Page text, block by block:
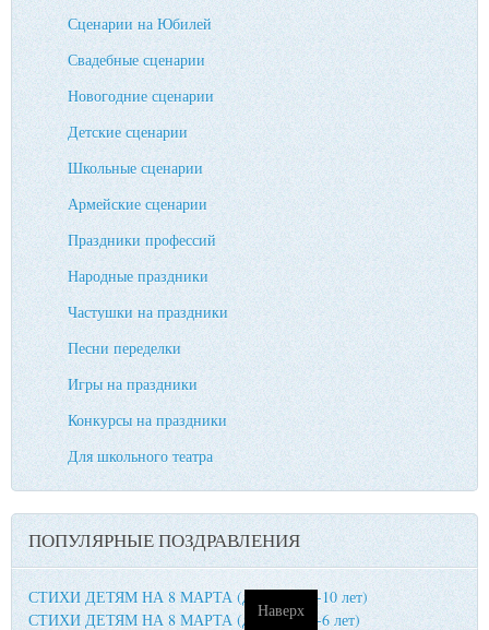
Сценарии на Юбилей
Свадебные сценарии
Новогодние сценарии
Детские сценарии
Школьные сценарии
Армейские сценарии
Праздники профессий
Народные праздники
Частушки на праздники
Песни переделки
Игры на праздники
Конкурсы на праздники
Для школьного театра
ПОПУЛЯРНЫЕ ПОЗДРАВЛЕНИЯ
СТИХИ ДЕТЯМ НА 8 МАРТА (для детей 9-10 лет)
СТИХИ ДЕТЯМ НА 8 МАРТА (для детей 5-6 лет)
Наверх